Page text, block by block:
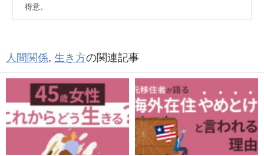
得意。
人間関係, 生き方の関連記事